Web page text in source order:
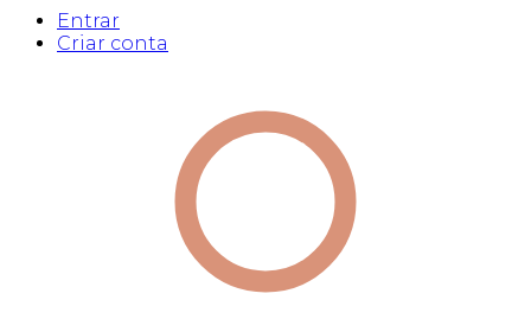
Entrar
Criar conta